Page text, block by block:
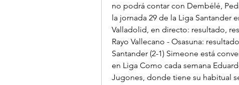
no podrá contar con Dembélé,
la jornada 29 de la Liga Santander
Valladolid, en directo: resultado,
Rayo Vallecano - Osasuna:
Santander (2-1) Simeone está
en Liga Como cada semana
Jugones, donde tiene su habitual